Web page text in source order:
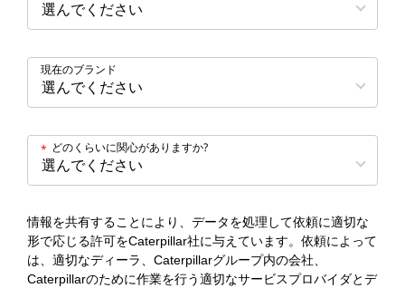
現在のブランド
どのくらいに関心がありますか?
*
情報を共有することにより、データを処理して依頼に適切な
形で応じる許可をCaterpillar社に与えています。依頼によって
は、適切なディーラ、Caterpillarグループ内の会社、
Caterpillarのために作業を行う適切なサービスプロバイダとデ